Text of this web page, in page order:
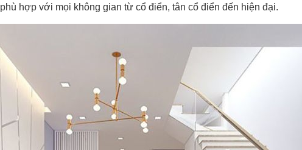
hợp với mọi không gian từ cổ điển, tân cổ điển đến hiện đại.